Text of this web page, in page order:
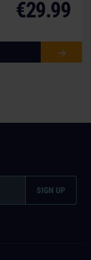
€29.99